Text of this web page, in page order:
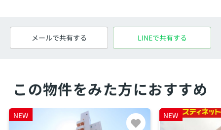
メールで共有する LINEで共有する
この物件をみた方におすすめ
NEW NEW